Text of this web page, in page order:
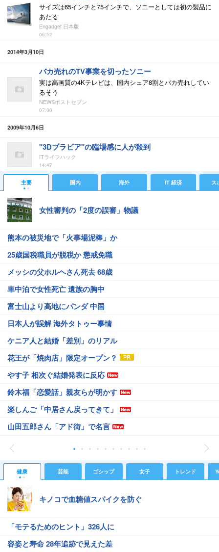
サイズは65インチと75インチで、ソニーとしては初の製品に
あたる
Engadget 日本版
06:52
2014年3月10日
バカ売れのTV事業を切ったソニー
実は高画質の4Kテレビは、国内シェア8割とバカ売れしてい
るそう
NEWSポストセブン
07:00
2009年10月6日
"3Dブラビア"の臨場感に人が殺到
ITライフハック
14:47
主要 国内 海外 IT 経済 ス
女性審判の「2度の誤審」物議
熊本の被災地で「火事場泥棒」か
25歳国税職員が脱税か 懲戒免職
メッシの父ホルヘさん死去 68歳
車中泊で女性死亡 遺族の胸中
富士山より高地にパンダ 中国
日本人が誤解 海外タトゥー事情
ケニア人と結婚「差別」のリアル
花王が「焼肉店」限定オープン？
やす子 相次ぐ結婚発表に反応
鈴木福「恋愛話」親友らが明かす
楽しんご「中居さん戻ってきて」
山田五郎さん「アド街」で名言
健康 芸能 ゴシップ 女子 トレンド
キノコで血糖値スパイクを防ぐ
「モテるためのヒント」326人に
容姿と寿命 28年追跡で見えた差